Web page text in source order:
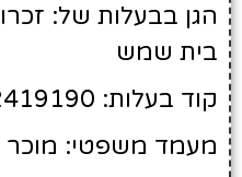
הגן בבעלות של:
בית שמש
קוד בעלות: 2419190
מעמד משפטי: מוכר